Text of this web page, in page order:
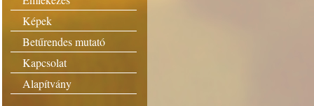
Képek
Betűrendes mutató
Kapcsolat
Alapítvány